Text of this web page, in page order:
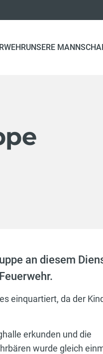
UNSERE
an diesem
einquartiert, da der
erkunden und die
wurde gleich